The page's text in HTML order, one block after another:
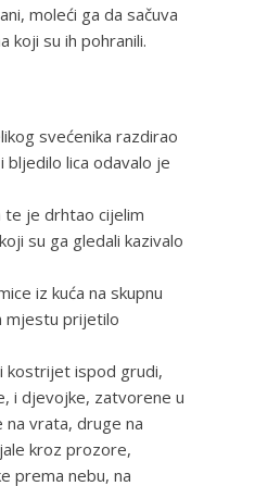
moleći ga da sačuva
koji su ih pohranili.
svećenika razdirao
bljedilo lica odavalo je
te je drhtao cijelim
su ga gledali kazivalo
iz kuća na skupnu
mjestu prijetilo
kostrijet ispod grudi,
i djevojke, zatvorene u
na vrata, druge na
kroz prozore,
prema nebu, na